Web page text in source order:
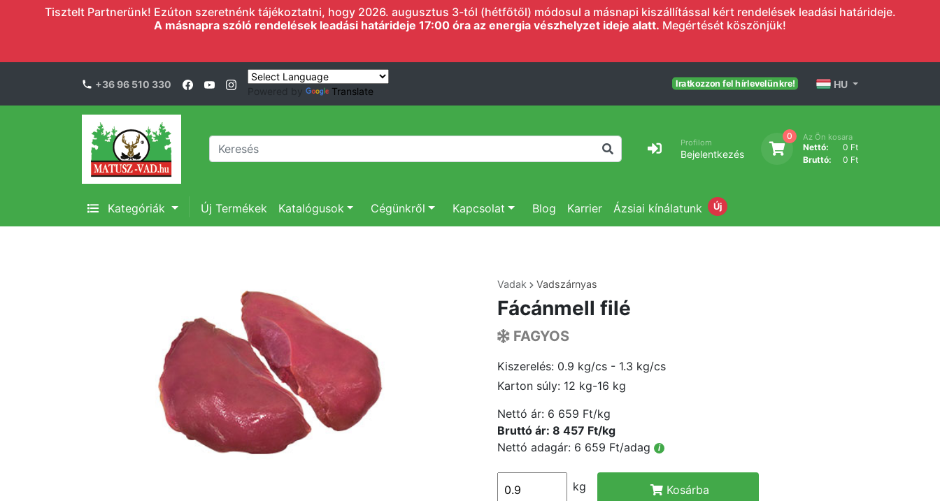
Tisztelt Partnerünk! Ezúton szeretnénk tájékoztatni, hogy 2026. augusztus 3-tól (hétfőtől) módosul a másnapi kiszállítással kért rendelések leadási határideje.
A másnapra szóló rendelések leadási határideje 17:00 óra az energia vészhelyzet ideje alatt. Megértését köszönjük!
+36 96 510 330
Powered by Translate
Iratkozzon fel hírlevelünkre! HU
Profilom
Bejelentkezés
0 Az Ön kosara
Nettó:
0 Ft
Bruttó:
0 Ft
Kategóriák Új Termékek Katalógusok Cégünkről Kapcsolat Blog Karrier Ázsiai kínálatunk Új
Vadak Vadszárnyas
Fácánmell filé
FAGYOS
Kiszerelés: 0.9 kg/cs - 1.3 kg/cs
Karton súly: 12 kg-16 kg
Nettó ár: 6 659 Ft/kg
Bruttó ár: 8 457 Ft/kg
Nettó adagár: 6 659 Ft/adag
i
kg Kosárba